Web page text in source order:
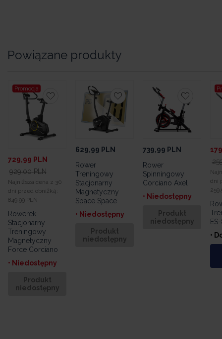
Powiązane produkty
Promocja
729,99 PLN
929,00 PLN
Najniższa cena z 30
dni przed obniżką:
849,99 PLN
Rowerek
Stacjonarny
Treningowy
Magnetyczny
Force Corciano
• Niedostępny
Produkt
niedostępny
629,99 PLN
Rower
Treningowy
Stacjonarny
Magnetyczny
Space Space
• Niedostępny
Produkt
niedostępny
739,99 PLN
Rower
Spinningowy
Corciano Axel
• Niedostępny
Produkt
niedostępny
dni
•